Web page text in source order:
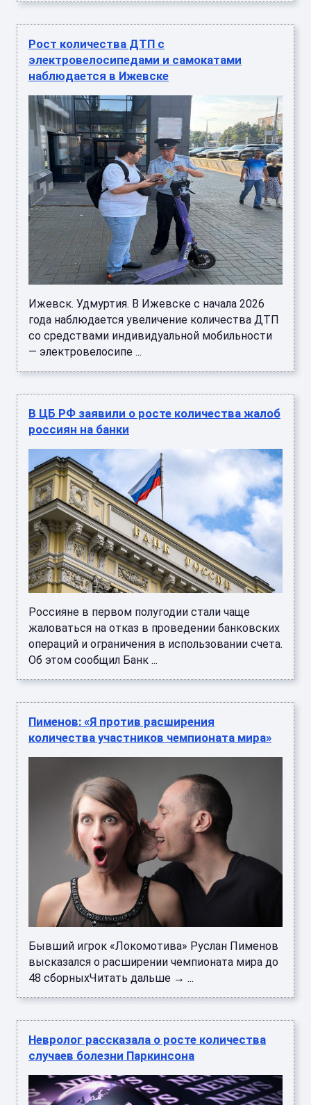
Рост количества ДТП с
электровелосипедами и самокатами
наблюдается в Ижевске
Ижевск. Удмуртия. В Ижевске с начала 2026
года наблюдается увеличение количества ДТП
со средствами индивидуальной мобильности
— электровелосипе ...
В ЦБ РФ заявили о росте количества жалоб
россиян на банки
Россияне в первом полугодии стали чаще
жаловаться на отказ в проведении банковских
операций и ограничения в использовании счета.
Об этом сообщил Банк ...
Пименов: «Я против расширения
количества участников чемпионата мира»
Бывший игрок «Локомотива» Руслан Пименов
высказался о расширении чемпионата мира до
48 сборныхЧитать дальше → ...
Невролог рассказала о росте количества
случаев болезни Паркинсона